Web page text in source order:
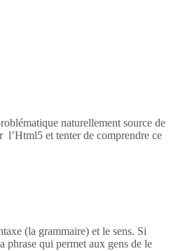
naturellement source de
l’Html5 et tenter de comprendre ce
(la grammaire) et le sens. Si
phrase qui permet aux gens de le